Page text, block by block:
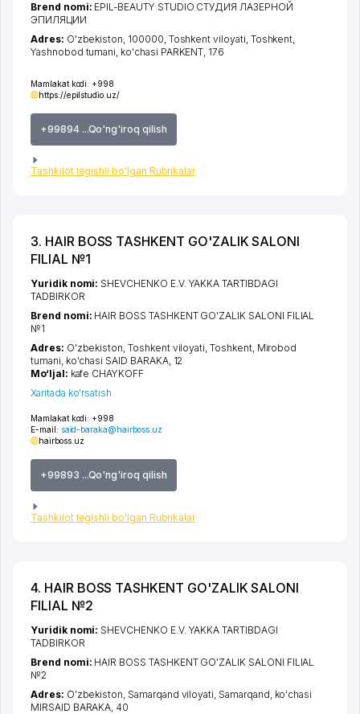
Mamlakat kodi: +998
https://epilstudio.uz/
+99894 ...Qo'ng'iroq qilish
Tashkilot tegishli bo'lgan Rubrikalar
Brend nomi: EPIL-BEAUTY STUDIO СТУДИЯ ЛАЗЕРНОЙ
ЭПИЛЯЦИИ
Adres: O'zbekiston, 100000, Toshkent viloyati, Toshkent,
Yashnobod tumani, ko'chasi PARKENT, 176
3. HAIR BOSS TASHKENT GO'ZALIK SALONI
FILIAL №1
Mamlakat kodi: +998
E-mail: said-baraka@hairboss.uz
hairboss.uz
+99893 ...Qo'ng'iroq qilish
Tashkilot tegishli bo'lgan Rubrikalar
Yuridik nomi: SHEVCHENKO E.V. YAKKA TARTIBDAGI
TADBIRKOR
Brend nomi: HAIR BOSS TASHKENT GO'ZALIK SALONI FILIAL
№1
Adres: O'zbekiston,Toshkent viloyati,Toshkent, Mirobod
tumani, ko'chasi SAID BARAKA, 12
Mo‘ljal: kafe CHAYKOFF
Xaritada ko'rsatish
4. HAIR BOSS TASHKENT GO'ZALIK SALONI
FILIAL №2
Yuridik nomi: SHEVCHENKO E.V. YAKKA TARTIBDAGI
TADBIRKOR
Brend nomi: HAIR BOSS TASHKENT GO'ZALIK SALONI FILIAL
№2
Adres: O'zbekiston, Samarqand viloyati Samarqand ko'chasi
MIRSAID BARAKA , 40